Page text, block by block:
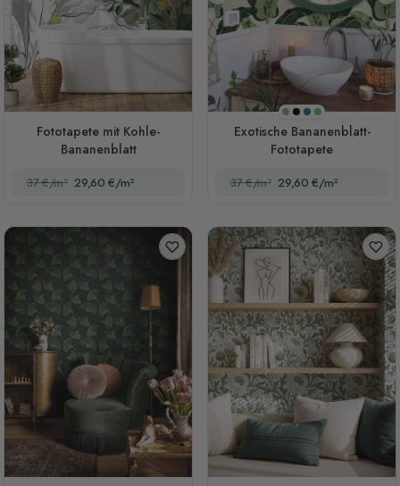
Fototapete mit Kohle-
Bananenblatt
37 €/m² 29,60 €/m²
Olivgrün
Schwarz
Dunkelblau
Grün
Exotische Bananenblatt-
Fototapete
37 €/m² 29,60 €/m²